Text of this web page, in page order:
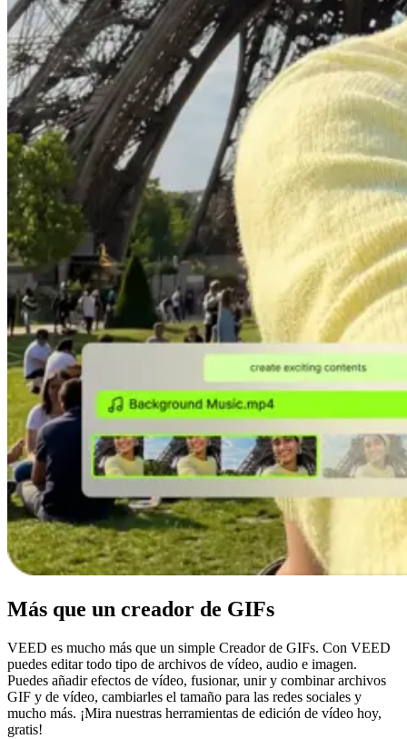
Más que un creador de GIFs
VEED es mucho más que un simple Creador de GIFs. Con VEED
puedes editar todo tipo de archivos de vídeo, audio e imagen.
Puedes añadir efectos de vídeo, fusionar, unir y combinar archivos
GIF y de vídeo, cambiarles el tamaño para las redes sociales y
mucho más. ¡Mira nuestras herramientas de edición de vídeo hoy,
gratis!